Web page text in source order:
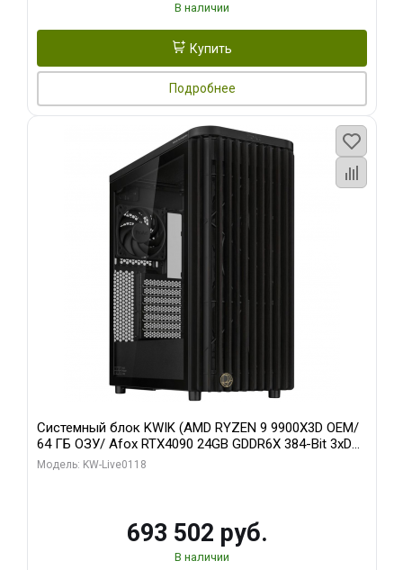
В наличии
Купить
Подробнее
Системный блок KWIK (AMD RYZEN 9 9900X3D OEM/
64 ГБ ОЗУ/ Afox RTX4090 24GB GDDR6X 384-Bit 3xDP
HDMI ATX Turbo/ 960 ГБ SSD)
Модель: KW-Live0118
693 502 руб.
В наличии